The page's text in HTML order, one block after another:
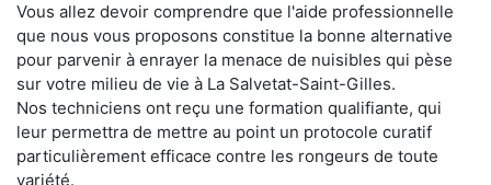
Vous allez devoir comprendre que l'aide professionnelle
que nous vous proposons constitue la bonne alternative
pour parvenir à enrayer la menace de nuisibles qui pèse
sur votre milieu de vie à La Salvetat-Saint-Gilles.
Nos techniciens ont reçu une formation qualifiante, qui
leur permettra de mettre au point un protocole curatif
particulièrement efficace contre les rongeurs de toute
variété.